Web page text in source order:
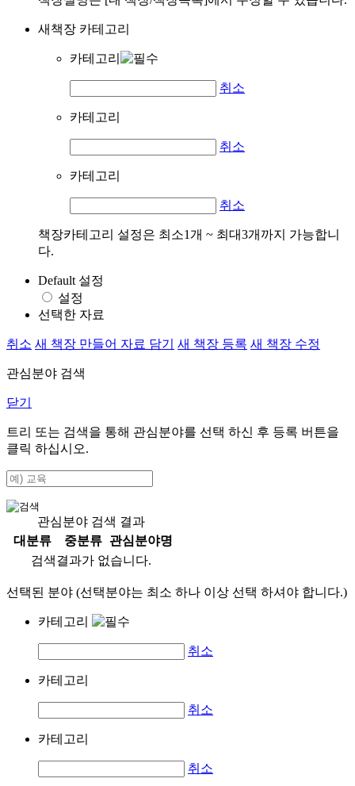
새책장 카테고리
카테고리
취소
카테고리
취소
카테고리
취소
책장카테고리 설정은 최소1개 ~ 최대3개까지 가능합니
다.
Default 설정
설정
선택한 자료
취소 새 책장 만들어 자료 담기 새 책장 등록 새 책장 수정
관심분야 검색
닫기
트리 또는 검색을 통해 관심분야를 선택 하신 후 등록 버튼을
클릭 하십시오.
관심분야 검색 결과
대분류
중분류
관심분야명
검색결과가 없습니다.
선택된 분야 (선택분야는 최소 하나 이상 선택 하셔야 합니다.)
카테고리
취소
카테고리
취소
카테고리
취소